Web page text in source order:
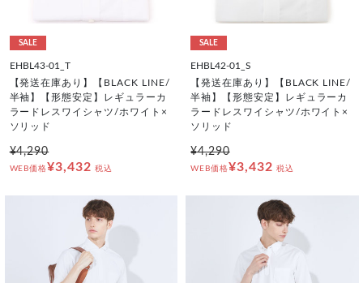
SALE
EHBL43-01_T
【発送在庫あり】【BLACK LINE/
半袖】【形態安定】レギュラーカ
ラードレスワイシャツ/ホワイト×
ソリッド
¥4,290
WEB価格¥3,432 税込
SALE
EHBL42-01_S
【発送在庫あり】【BLACK LINE/
半袖】【形態安定】レギュラーカ
ラードレスワイシャツ/ホワイト×
ソリッド
¥4,290
WEB価格¥3,432 税込